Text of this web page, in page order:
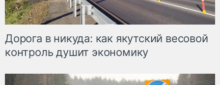
Дорога в никуда: как якутский весовой
контроль душит экономику